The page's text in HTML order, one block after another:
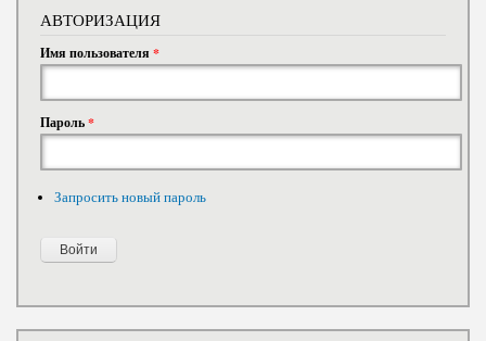
АВТОРИЗАЦИЯ
Имя пользователя *
Пароль*
Запросить новый пароль